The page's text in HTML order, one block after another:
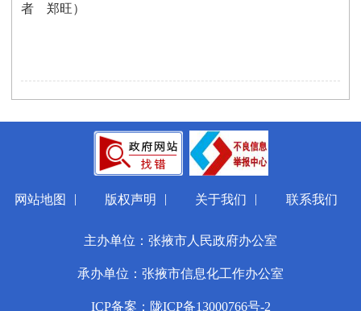
者 郑旺）
网站地图 | 版权声明 | 关于我们 | 联系我们
主办单位：张掖市人民政府办公室
承办单位：张掖市信息化工作办公室
ICP备案：陇ICP备13000766号-2